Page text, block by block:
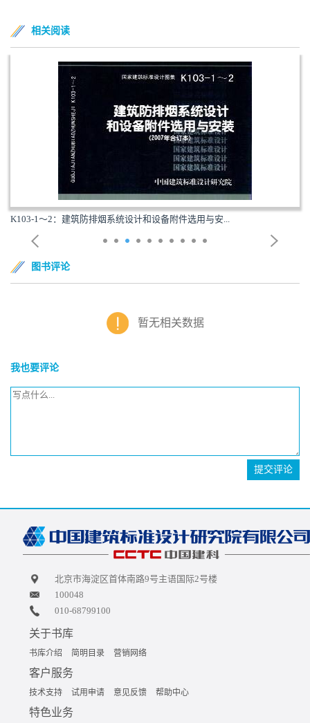
相关阅读
K103-1～2：建筑防排烟系统设计和设备附件选用与安...
图书评论
暂无相关数据
我也要评论
提交评论
北京市海淀区首体南路9号主语国际2号楼
100048
010-68799100
关于书库
书库介绍 简明目录 营销网络
客户服务
技术支持 试用申请 意见反馈 帮助中心
特色业务